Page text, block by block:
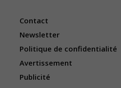
Contact
Newsletter
Politique de confidentialité
Avertissement
Publicité